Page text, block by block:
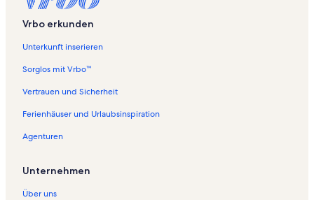
i
f
o
g
n
e
e
i
t
d
e
f
l
e
d
S
e
i
Vrbo erkunden
Unterkunft inserieren
Sorglos mit Vrbo™
Vertrauen und Sicherheit
Ferienhäuser und Urlaubsinspiration
Agenturen
Unternehmen
Über uns